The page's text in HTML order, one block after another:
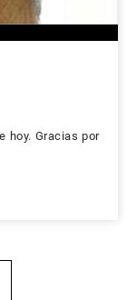
hoy. Gracias por